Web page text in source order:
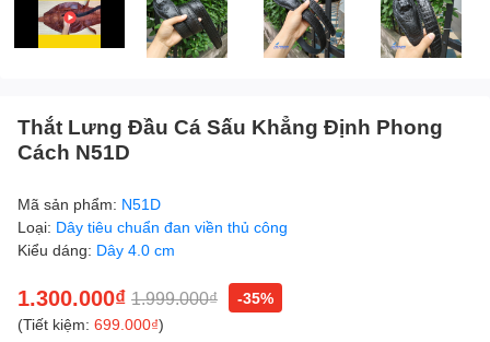
Thắt Lưng Đầu Cá Sấu Khẳng Định Phong
Cách N51D
Mã sản phẩm: N51D
Loại: Dây tiêu chuẩn đan viền thủ công
Kiểu dáng: Dây 4.0 cm
1.300.000₫ 1.999.000₫
-35%
(Tiết kiệm: 699.000₫)